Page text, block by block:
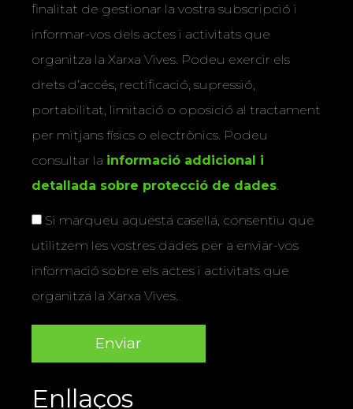
finalitat de gestionar la vostra subscripció i
informar-vos dels actes i activitats que
organitza la Xarxa Vives. Podeu exercir els
drets d’accés, rectificació, supressió,
portabilitat, limitació o oposició al tractament
per mitjans físics o electrònics. Podeu
consultar la informació addicional i
detallada sobre protecció de dades.
Si marqueu aquesta casella, consentiu que
utilitzem les vostres dades per a enviar-vos
informació sobre els actes i activitats que
organitza la Xarxa Vives.
Enllaços